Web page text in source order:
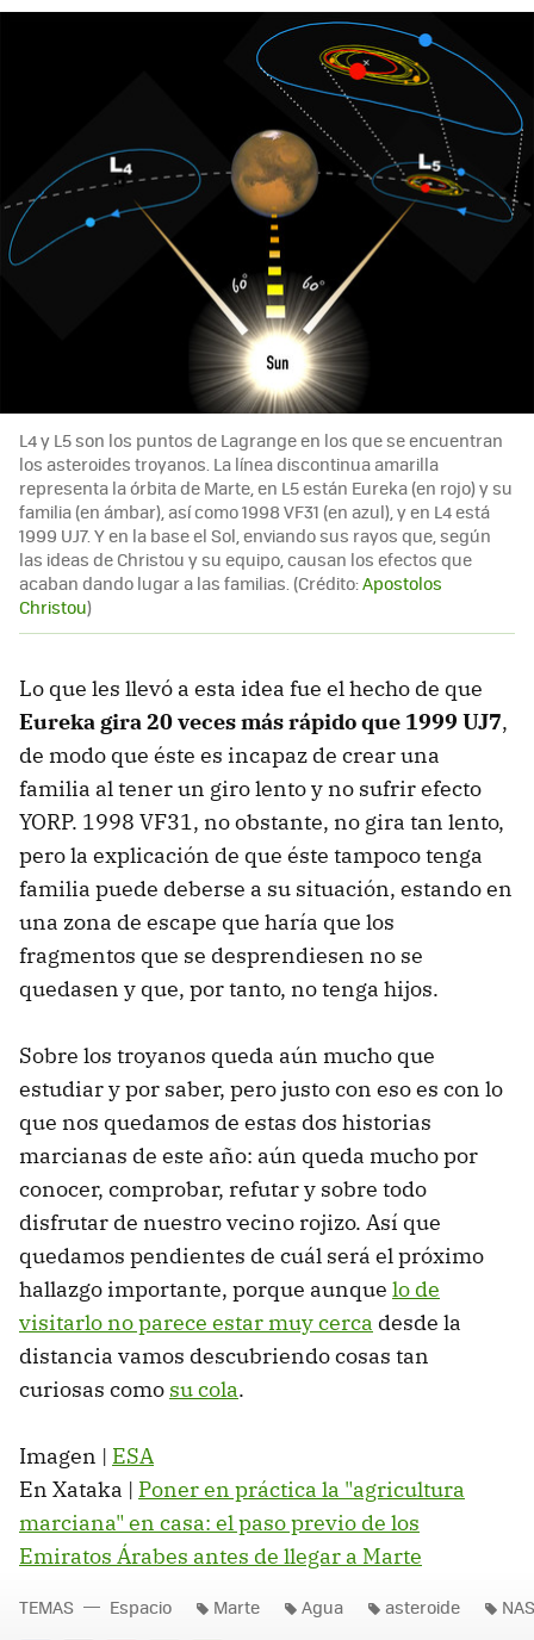
L4 y L5 son los puntos de Lagrange en los que se encuentran
los asteroides troyanos. La línea discontinua amarilla
representa la órbita de Marte, en L5 están Eureka (en rojo) y su
familia (en ámbar), así como 1998 VF31 (en azul), y en L4 está
1999 UJ7. Y en la base el Sol, enviando sus rayos que, según
las ideas de Christou y su equipo, causan los efectos que
acaban dando lugar a las familias. (Crédito:Apostolos
Christou)
Lo que les llevó a esta idea fue el hecho de que
Eureka gira 20 veces más rápido que 1999 UJ7,
de modo que éste es incapaz de crear una
familia al tener un giro lento y no sufrir efecto
YORP. 1998 VF31, no obstante, no gira tan lento,
pero la explicación de que éste tampoco tenga
familia puede deberse a su situación, estando en
una zona de escape que haría que los
fragmentos que se desprendiesen no se
quedasen y que, por tanto, no tenga hijos.
Sobre los troyanos queda aún mucho que
estudiar y por saber, pero justo con eso es con lo
que nos quedamos de estas dos historias
marcianas de este año: aún queda mucho por
conocer, comprobar, refutar y sobre todo
disfrutar de nuestro vecino rojizo. Así que
quedamos pendientes de cuál será el próximo
hallazgo importante, porque aunque lo de
visitarlo no parece estar muy cerca desde la
distancia vamos descubriendo cosas tan
curiosas como su cola.
Imagen | ESA
En Xataka | Poner en práctica la "agricultura
marciana" en casa: el paso previo de los
Emiratos Árabes antes de llegar a Marte
TEMAS Espacio Marte Agua asteroide